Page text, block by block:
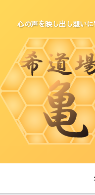
心の声を映し出し想い